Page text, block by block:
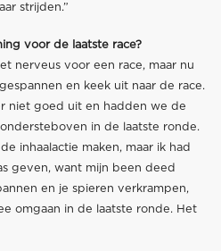
strijden.”
voor de laatste race?
nerveus voor een race, maar nu
en keek uit naar de race.
niet goed uit en hadden we de
in de laatste ronde.
inhaalactie maken, maar ik had
geven, want mijn been deed
en je spieren verkrampen,
omgaan in de laatste ronde. Het